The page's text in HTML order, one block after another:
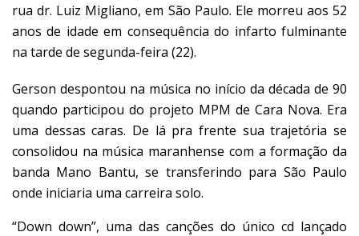
rua dr. Luiz Migliano, em São Paulo. Ele morreu aos 52
anos de idade em consequência do infarto fulminante
na tarde de segunda-feira (22).
Gerson despontou na música no início da década de 90
quando participou do projeto MPM de Cara Nova. Era
uma dessas caras. De lá pra frente sua trajetória se
consolidou na música maranhense com a formação da
banda Mano Bantu, se transferindo para São Paulo
onde iniciaria uma carreira solo.
“Down down”, uma das canções do único cd lançado